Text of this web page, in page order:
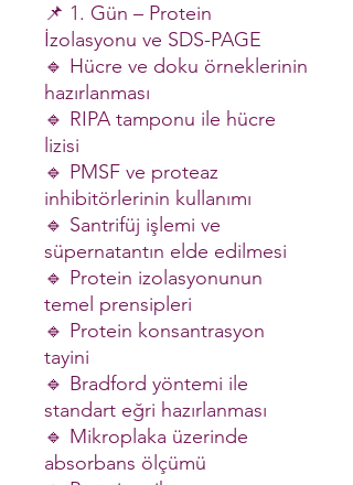
📌 1. Gün – Protein
İzolasyonu ve SDS-PAGE
🔹 Hücre ve doku örneklerinin
hazırlanması
🔹 RIPA tamponu ile hücre
lizisi
🔹 PMSF ve proteaz
inhibitörlerinin kullanımı
🔹 Santrifüj işlemi ve
süpernatantın elde edilmesi
🔹 Protein izolasyonunun
temel prensipleri
🔹 Protein konsantrasyon
tayini
🔹 Bradford yöntemi ile
standart eğri hazırlanması
🔹 Mikroplaka üzerinde
absorbans ölçümü